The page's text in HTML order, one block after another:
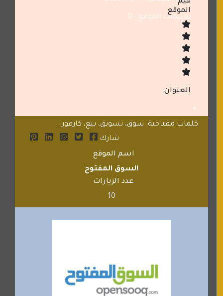
تقييمات الموقع : 0
الموقع
العنوان
كلمات مفتاحية: سوق، تسويق، بيع، كارفور...
شارك
اسم الموقع
السوق المفتوح
عدد الزيارات
10